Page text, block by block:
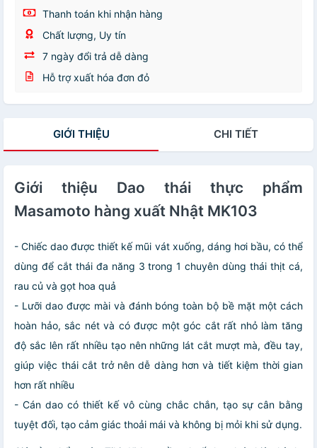
Thanh toán khi nhận hàng
Chất lượng, Uy tín
7 ngày đổi trả dễ dàng
Hỗ trợ xuất hóa đơn đỏ
GIỚI THIỆU CHI TIẾT
Giới thiệu Dao thái thực phẩm
Masamoto hàng xuất Nhật MK103
- Chiếc dao được thiết kế mũi vát xuống, dáng hơi bầu, có thể
dùng để cắt thái đa năng 3 trong 1 chuyên dùng thái thịt cá,
rau củ và gọt hoa quả
- Lưỡi dao được mài và đánh bóng toàn bộ bề mặt một cách
hoàn hảo, sắc nét và có được một góc cắt rất nhỏ làm tăng
độ sắc lên rất nhiều tạo nên những lát cắt mượt mà, đều tay,
giúp việc thái cắt trở nên dễ dàng hơn và tiết kiệm thời gian
hơn rất nhiều
- Cán dao có thiết kế vô cùng chắc chắn, tạo sự cân bằng
tuyệt đối, tạo cảm giác thoải mái và không bị mỏi khi sử dụng.